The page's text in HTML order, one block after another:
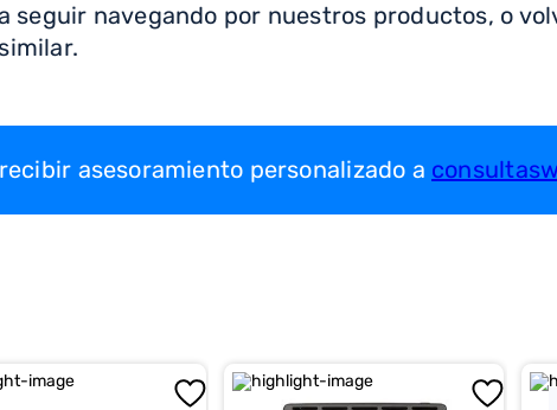
seguir navegando por nuestros productos, o
asesoramiento personalizado a
microondas